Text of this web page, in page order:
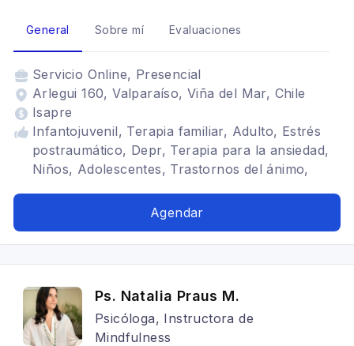
General Sobre mí Evaluaciones
Servicio Online, Presencial
Arlegui 160, Valparaíso, Viña del Mar, Chile
Isapre
Infantojuvenil, Terapia familiar, Adulto, Estrés
postraumático, Depr, Terapia para la ansiedad,
Niños, Adolescentes, Trastornos del ánimo,
Bipolaridad, Trastornos de la personalidad
Agendar
Ps. Natalia Praus M.
Psicóloga, Instructora de
Mindfulness